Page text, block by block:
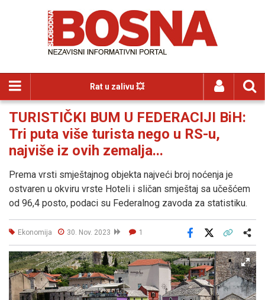
Rat u zalivu 💥
TURISTIČKI BUM U FEDERACIJI BiH:
Tri puta više turista nego u RS-u,
najviše iz ovih zemalja...
Prema vrsti smještajnog objekta najveći broj noćenja je
ostvaren u okviru vrste Hoteli i sličan smještaj sa učešćem
od 96,4 posto, podaci su Federalnog zavoda za statistiku.
Ekonomija 30. Nov. 2023 1
Facebook